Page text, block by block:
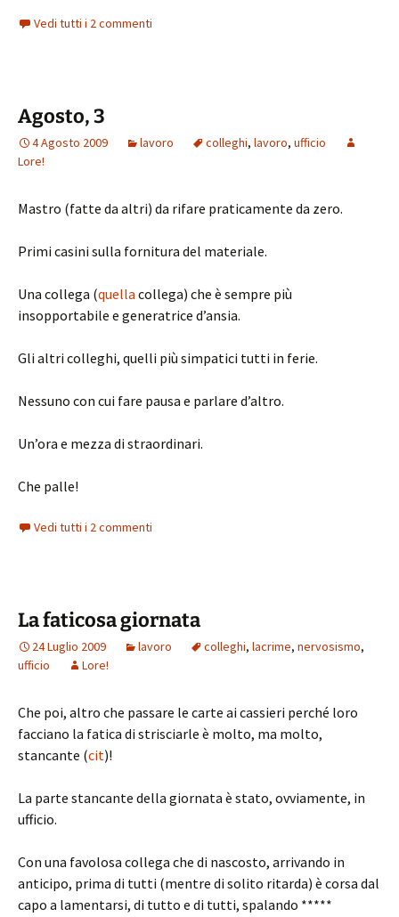
Vedi tutti i 2 commenti
Agosto, 3
4 Agosto 2009 lavoro colleghi, lavoro, ufficio
Lore!
Mastro (fatte da altri) da rifare praticamente da zero.
Primi casini sulla fornitura del materiale.
Una collega (quella collega) che è sempre più
insopportabile e generatrice d’ansia.
Gli altri colleghi, quelli più simpatici tutti in ferie.
Nessuno con cui fare pausa e parlare d’altro.
Un’ora e mezza di straordinari.
Che palle!
Vedi tutti i 2 commenti
La faticosa giornata
24 Luglio 2009 lavoro colleghi, lacrime, nervosismo,
ufficio
Lore!
Che poi, altro che passare le carte ai cassieri perché loro
facciano la fatica di strisciarle è molto, ma molto,
stancante (cit)!
La parte stancante della giornata è stato, ovviamente, in
ufficio.
Con una favolosa collega che di nascosto, arrivando in
anticipo, prima di tutti (mentre di solito ritarda) è corsa dal
capo a lamentarsi, di tutto e di tutti, spalando *****